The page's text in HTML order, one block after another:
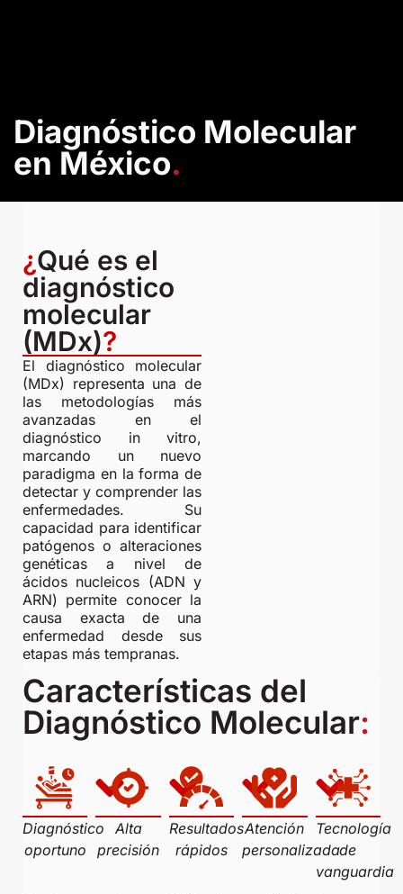
Diagnóstico Molecular
en México.
¿Qué es el
diagnóstico
molecular
(MDx)?
El diagnóstico molecular
(MDx) representa una de
las metodologías más
avanzadas en el
diagnóstico in vitro,
marcando un nuevo
paradigma en la forma de
detectar y comprender las
enfermedades. Su
capacidad para identificar
patógenos o alteraciones
genéticas a nivel de
ácidos nucleicos (ADN y
ARN) permite conocer la
causa exacta de una
enfermedad desde sus
etapas más tempranas.
Características del
Diagnóstico Molecular:
Diagnóstico
oportuno
Alta
precisión
Resultados
rápidos
Atención
personalizada
Tecnología
de
vanguardia